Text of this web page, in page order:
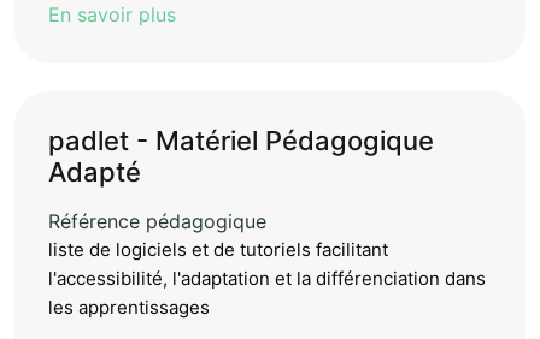
En savoir plus
padlet - Matériel Pédagogique
Adapté
Référence pédagogique
liste de logiciels et de tutoriels facilitant
l'accessibilité, l'adaptation et la différenciation dans
les apprentissages